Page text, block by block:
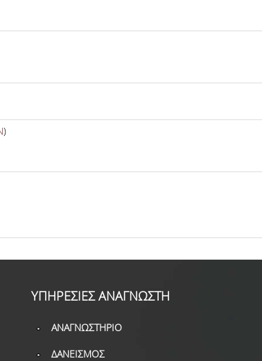
)
ΥΠΗΡΕΣΙΕΣ ΑΝΑΓΝΩΣΤΗ
ΑΝΑΓΝΩΣΤΗΡΙΟ
ΔΑΝΕΙΣΜΟΣ